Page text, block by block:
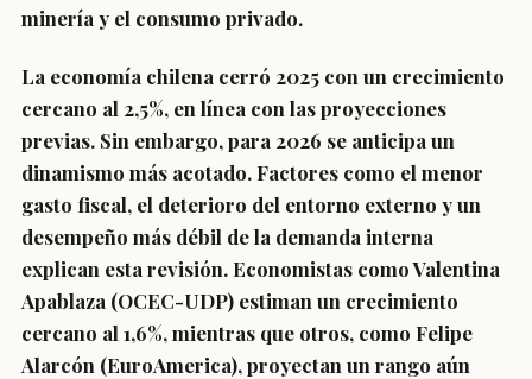
minería y el consumo privado.
La economía chilena cerró 2025 con un crecimiento
cercano al 2,5%, en línea con las proyecciones
previas. Sin embargo, para 2026 se anticipa un
dinamismo más acotado. Factores como el menor
gasto fiscal, el deterioro del entorno externo y un
desempeño más débil de la demanda interna
explican esta revisión. Economistas como Valentina
Apablaza (OCEC-UDP) estiman un crecimiento
cercano al 1,6%, mientras que otros, como Felipe
Alarcón (EuroAmerica), proyectan un rango aún